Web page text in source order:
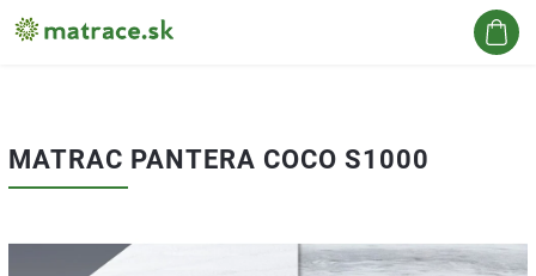
MATRAC PANTERA COCO S1000